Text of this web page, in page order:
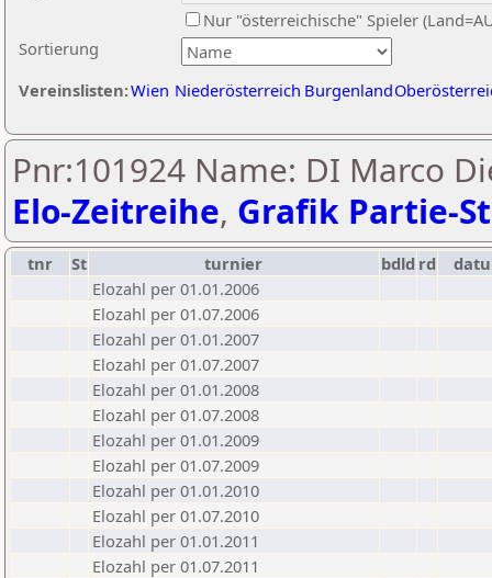
Sortierung
Nur "österreichische" Spieler
Vereinslisten:Wien Niederösterreich Burgenland
Pnr:101924 Name: DI Marco
Elo-Zeitreihe, Grafik Partie-
tnr St turnier bdld rd
Elozahl per 01.01.2006
Elozahl per 01.07.2006
Elozahl per 01.01.2007
Elozahl per 01.07.2007
Elozahl per 01.01.2008
Elozahl per 01.07.2008
Elozahl per 01.01.2009
Elozahl per 01.07.2009
Elozahl per 01.01.2010
Elozahl per 01.07.2010
Elozahl per 01.01.2011
Elozahl per 01.07.2011